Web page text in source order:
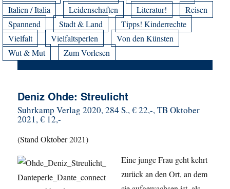
Italien / Italia
Leidenschaften Literatur!
Reisen
Spannend
Stadt & Land
Tipps! Kinderrechte
Vielfalt
Vielfaltsperlen
Von den Künsten
Wut & Mut
Zum Vorlesen
Deniz Ohde: Streulicht
Suhrkamp Verlag 2020, 284 S., € 22,-, TB Oktober
2021, € 12,-
(Stand Oktober 2021)
Eine junge Frau geht kehrt
zurück an den Ort, an dem